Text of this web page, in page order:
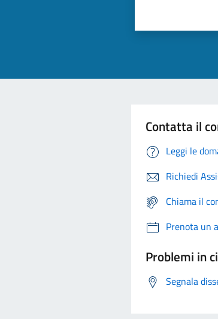
Contatta il
Leggi le
Richiedi
Chiama il
Prenota un
Problemi in
Segnala